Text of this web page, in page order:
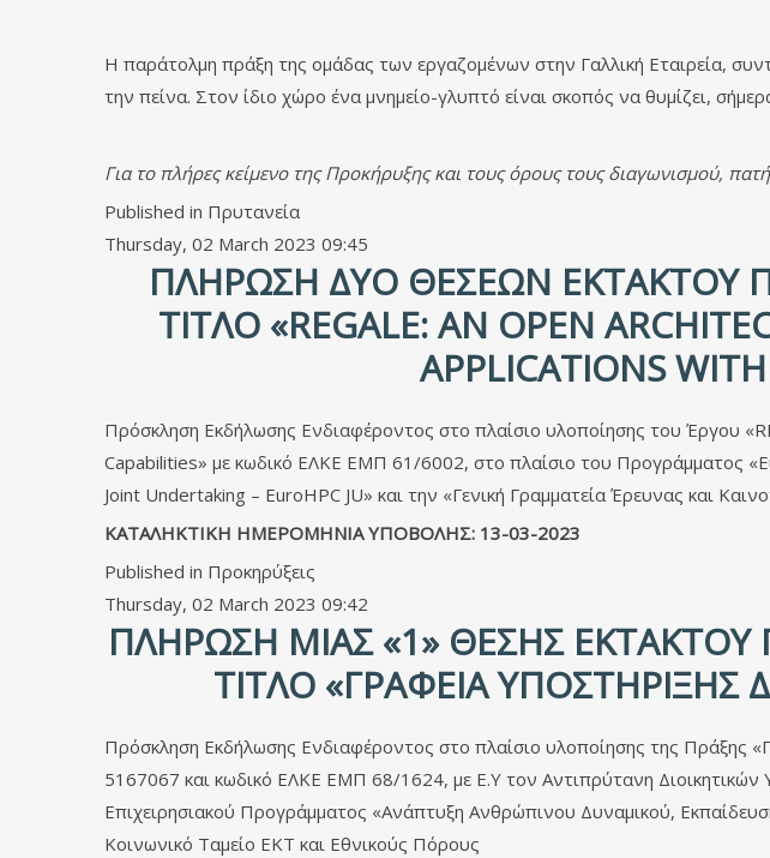
Η παράτολμη πράξη της ομάδας των εργαζομένων στην Γαλλική Εταιρεία,
την πείνα. Στον ίδιο χώρο ένα μνημείο-γλυπτό είναι σκοπός να θυμίζει,
Για το πλήρες κείμενο της Προκήρυξης και τους όρους τους διαγωνισμού,
Published in Πρυτανεία
Thursday, 02 March 2023 09:45
ΠΛΉΡΩΣΗ ΔΎΟ ΘΈΣΕΩΝ ΈΚΤΑΚΤΟΥ
ΤΊΤΛΟ «REGALE: AN OPEN
APPLICATIONS
Πρόσκληση Εκδήλωσης Ενδιαφέροντος στο πλαίσιο υλοποίησης του Έργου
Capabilities» με κωδικό ΕΛΚΕ ΕΜΠ 61/6002, στο πλαίσιο του Προγράμματος
Joint Undertaking – EuroHPC JU» και την «Γενική Γραμματεία Έρευνας και
ΚΑΤΑΛΗΚΤΙΚΗ ΗΜΕΡΟΜΗΝΙΑ ΥΠΟΒΟΛΗΣ: 13-03-2023
Published in Προκηρύξεις
Thursday, 02 March 2023 09:42
ΠΛΉΡΩΣΗ ΜΊΑΣ «1» ΘΈΣΗΣ
ΤΊΤΛΟ «ΓΡΑΦΕΙΑ ΥΠΟΣΤΗΡΙΞΗΣ
Πρόσκληση Εκδήλωσης Ενδιαφέροντος στο πλαίσιο υλοποίησης της Πράξης
5167067 και κωδικό ΕΛΚΕ ΕΜΠ 68/1624, με Ε.Υ τον Αντιπρύτανη
Επιχειρησιακού Προγράμματος «Ανάπτυξη Ανθρώπινου Δυναμικού,
Κοινωνικό Ταμείο ΕΚΤ και Εθνικούς Πόρους